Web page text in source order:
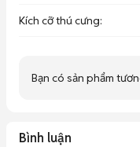
Kích cỡ thú cưng:
Bạn có sản phẩm
Bình luận